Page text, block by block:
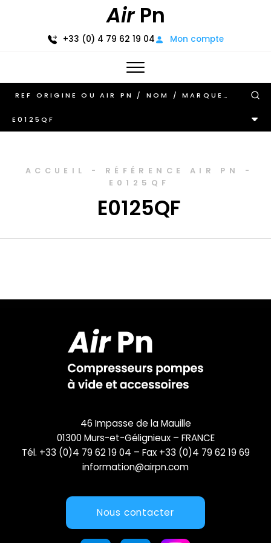
AirPn
+33 (0) 4 79 62 19 04 Mon compte
E0125QF
ACCUEIL - RÉFÉRENCE AIR PN
-
E0125QF
E0125QF
46 Impasse de la Mauille
01300 Murs-et-Gélignieux – FRANCE
Tél. +33 (0)4 79 62 19 04 – Fax +33 (0)4 79 62 19 69
information@airpn.com
Nous contacter